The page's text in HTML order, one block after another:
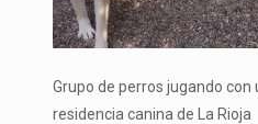
Grupo de perros jugando
residencia canina de La Rioja